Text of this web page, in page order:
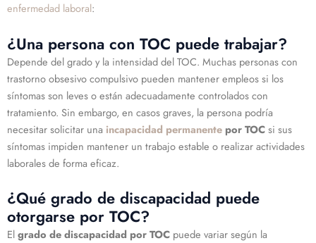
enfermedad laboral:
¿Una persona con TOC puede trabajar?
Depende del grado y la intensidad del TOC. Muchas personas con
trastorno obsesivo compulsivo pueden mantener empleos si los
síntomas son leves o están adecuadamente controlados con
tratamiento. Sin embargo, en casos graves, la persona podría
necesitar solicitar una incapacidad permanente por TOCsi sus
síntomas impiden mantener un trabajo estable o realizar actividades
laborales de forma eficaz.
¿Qué grado de discapacidad puede
otorgarse por TOC?
Elgrado de discapacidad por TOC puede variar según la